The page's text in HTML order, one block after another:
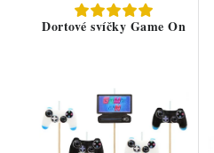
Dortové svíčky Game On